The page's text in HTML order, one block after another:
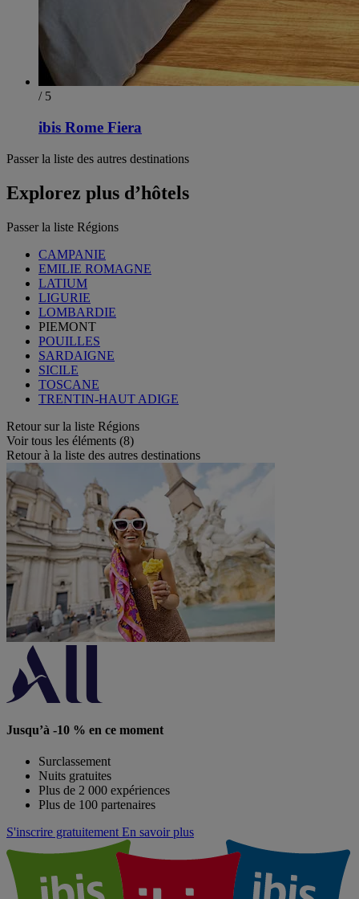
/ 5
ibis Rome Fiera
Passer la liste des autres destinations
Explorez plus d’hôtels
Passer la liste Régions
CAMPANIE
EMILIE ROMAGNE
LATIUM
LIGURIE
LOMBARDIE
PIEMONT
POUILLES
SARDAIGNE
SICILE
TOSCANE
TRENTIN-HAUT ADIGE
Retour sur la liste Régions
Voir tous les éléments (8)
Retour à la liste des autres destinations
Jusqu’à -10 % en ce moment
Surclassement
Nuits gratuites
Plus de 2 000 expériences
Plus de 100 partenaires
S'inscrire gratuitement En savoir plus